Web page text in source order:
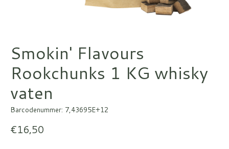
Smokin' Flavours
Rookchunks 1 KG whisky
vaten
Barcodenummer: 7,43695E+12
€16,50